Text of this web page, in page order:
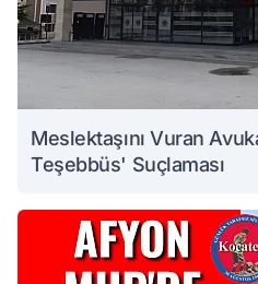
Meslektaşını Vuran
Teşebbüs' Suçlaması